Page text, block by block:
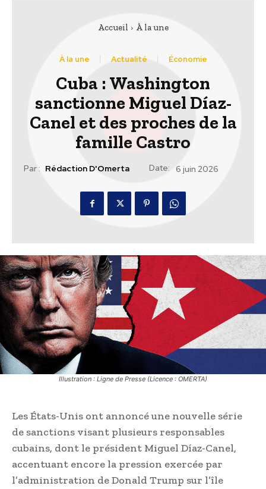
Accueil À la une
À la une Actualité Économie
Cuba : Washington
sanctionne Miguel Díaz-
Canel et des proches de la
famille Castro
Par : Rédaction D'Omerta Date: 6 juin 2026
Illustration : Ligne de Presse (Licence : OMERTA)
Les États-Unis ont annoncé une nouvelle série
de sanctions visant plusieurs responsables
cubains, dont le président Miguel Díaz-Canel,
accentuant encore la pression exercée par
l’administration de Donald Trump sur l’île